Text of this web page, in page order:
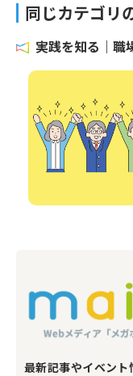
同じカテゴリ
実践を知る｜職
最新記事やイベン